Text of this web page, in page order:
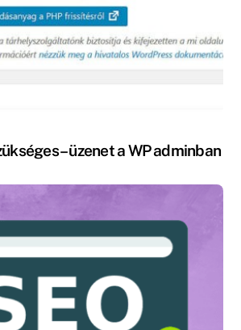
– üzenet a WP adminban